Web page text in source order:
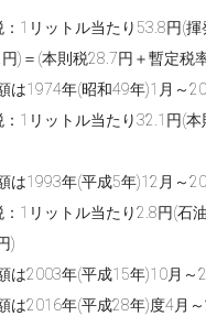
：1リットル当たり53.8円(
)＝(本則税28.7円＋暫定税
は1974年(昭和49年)1月～
：1リットル当たり32.1円(
は1993年(平成5年)12月～
：1リットル当たり2.8円(石
)
は2003年(平成15年)10月～
は2016年(平成28年)度4月